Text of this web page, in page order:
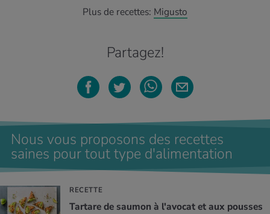
Plus de recettes: Migusto
Partagez!
Nous vous proposons des recettes
saines pour tout type d'alimentation
RECETTE
Tartare de saumon à l'avocat et aux pousses